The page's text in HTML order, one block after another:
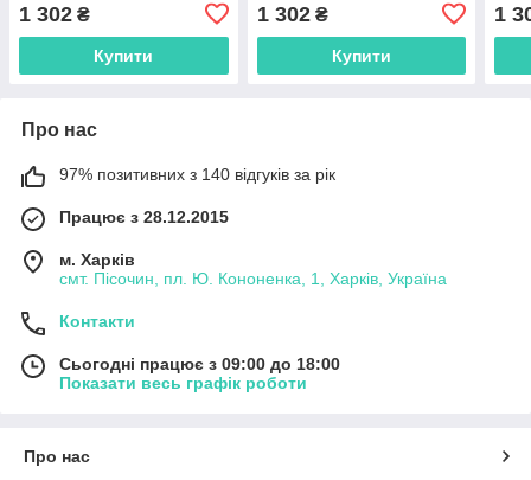
1 302 ₴
Купити
1 302₴
Купити
1
Про нас
97% позитивних з 140 відгуків за рік
Працює з 28.12.2015
м. Харків
смт. Пісочин, пл. Ю. Кононенка, 1, Харків, Україна
Контакти
Сьогодні працює з 09:00 до 18:00
Показати весь графік роботи
Про нас